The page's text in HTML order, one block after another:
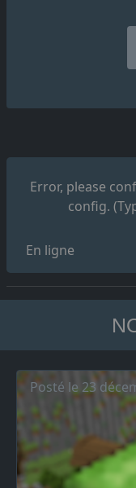
Error, please
config.
En ligne
Posté le 23